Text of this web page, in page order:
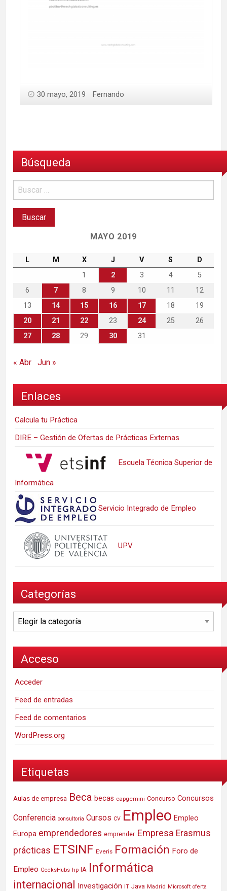
30 mayo, 2019 Fernando
Búsqueda
MAYO 2019
L M X J V S
D
1
2 3 4
5
6
7 8 9 10 11
12
13
14 15 16 17 18
19
20
21 22 23 24 25
26
27
28 29 30 31
« Abr Jun »
Enlaces
Calcula tu Práctica
DIRE – Gestión de Ofertas de Prácticas Externas
Escuela Técnica Superior de
Informática
Servicio Integrado de Empleo
UPV
Categorías
Categorías
Acceso
Acceder
Feed de entradas
Feed de comentarios
WordPress.org
Etiquetas
Aulas de empresa Beca becas capgemini Concurso Concursos
Conferencia consultoria Cursos CV Empleo Empleo
Europa emprendedores emprender Empresa Erasmus
prácticas ETSINF Everis Formación Foro de
Empleo GeeksHubs hp IA Informática
internacional Investigación IT Java Madrid Microsoft oferta